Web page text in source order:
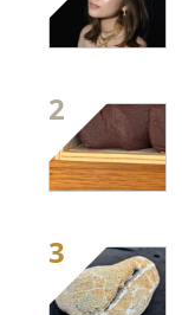
2
3